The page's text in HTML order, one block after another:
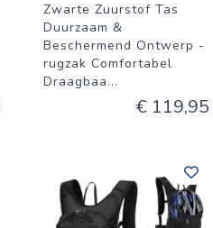
Zwarte Zuurstof Tas
Duurzaam &
Beschermend Ontwerp -
rugzak Comfortabel
Draagbaa...
€ 119,95